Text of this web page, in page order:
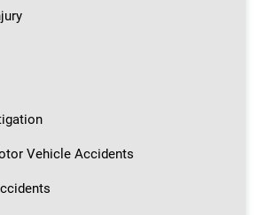
Vehicle Accidents